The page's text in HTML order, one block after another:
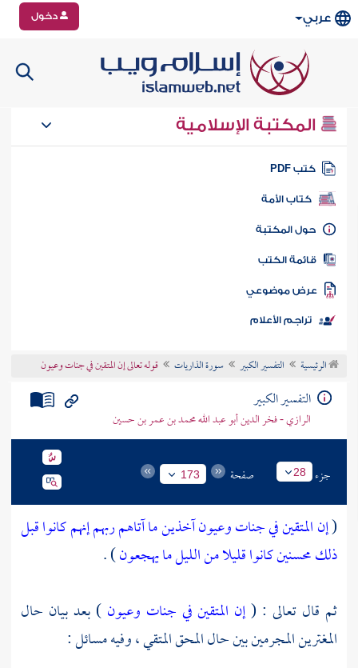
عربي دخول
المكتبة الإسلامية
كتب PDF
كتاب الأمة
المكتبة
الكتب
موضوعي
تراجم الأعلام
الرئيسية التفسير الكبير سورة الذاريات قوله تعالى إن المتقين في جنات وعيون
التفسير الكبير
الرازي - فخر الدين أبو عبد الله محمد بن عمر بن حسين
جزء 28 صفحة 173
(إن المتقين في جنات وعيونآخذين ما آتاهم ربهم إنهم كانوا قبل
ذلك محسنينكانوا قليلا من الليل ما يهجعون) .
ثم قال تعالى : (إن المتقين في جنات وعيون) بعد بيان حال
المغترين المجرمين بين حال المحق المتقي ، وفيه مسائل :